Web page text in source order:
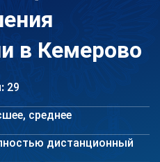
в Кемерово
29
среднее
дистанционный